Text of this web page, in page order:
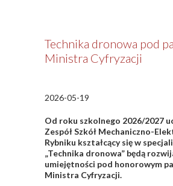
Technika dronowa pod
Ministra Cyfryzacji
2026-05-19
Od roku szkolnego 2026/2027
Zespół Szkół Mechaniczno-
Rybniku kształcący się w
„Technika dronowa” będą
umiejętności pod honorowym
Ministra Cyfryzacji.